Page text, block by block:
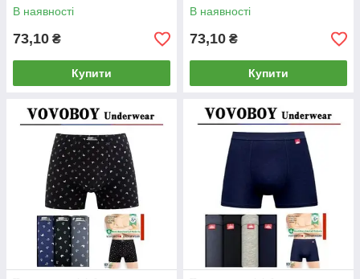
В наявності
73,10 ₴
Купити
В наявності
73,10 ₴
Купити